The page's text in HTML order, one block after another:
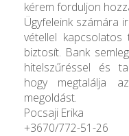
kérem forduljon
Ügyfeleink számára
vétellel
biztosít. Bank
hitelszűréssel és
hogy megtalálja
megoldást.
Pocsaji Erika
+3670/772-51-26